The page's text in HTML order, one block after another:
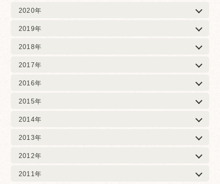
2020年
2019年
2018年
2017年
2016年
2015年
2014年
2013年
2012年
2011年